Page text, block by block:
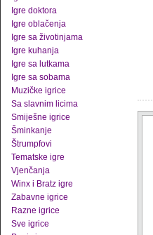
Igre doktora
Igre oblačenja
Igre sa životinjama
Igre kuhanja
Igre sa lutkama
Igre sa sobama
Muzičke igrice
Sa slavnim licima
Smiješne igrice
Šminkanje
Štrumpfovi
Tematske igre
Vjenčanja
Winx i Bratz igre
Zabavne igrice
Razne igrice
Sve igrice